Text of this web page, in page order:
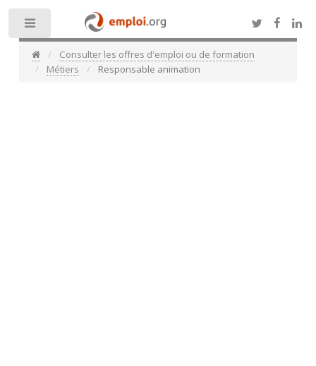
Consulter les offres d'emploi ou de formation
Métiers
Responsable animation
Toggle